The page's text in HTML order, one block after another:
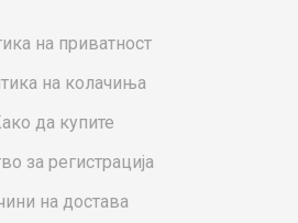
на приватност
на колачиња
да купите
за регистрација
на достава